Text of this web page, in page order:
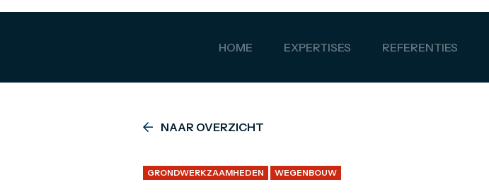
HOME EXPERTISES REFERENTIES
NAAR OVERZICHT
GRONDWERKZAAMHEDEN WEGENBOUW